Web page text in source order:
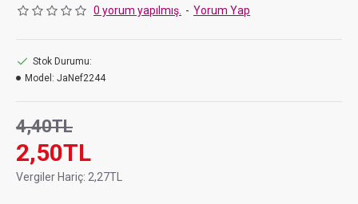
0 yorum yapılmış. - Yorum Yap
2,50TL
4,40TL
Vergiler Hariç: 2,27TL
Stok Durumu:
Model: JaNef2244